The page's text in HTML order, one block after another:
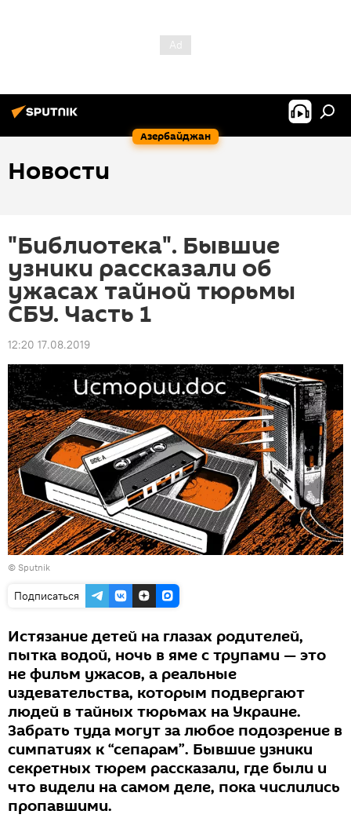
Азербайджан
Новости
"Библиотека". Бывшие
узники рассказали об
ужасах тайной тюрьмы
СБУ. Часть 1
12:20 17.08.2019
© Sputnik
Подписаться
Истязание детей на глазах родителей,
пытка водой, ночь в яме с трупами — это
не фильм ужасов, а реальные
издевательства, которым подвергают
людей в тайных тюрьмах на Украине.
Забрать туда могут за любое подозрение в
симпатиях к “сепарам”. Бывшие узники
секретных тюрем рассказали, где были и
что видели на самом деле, пока числились
пропавшими.